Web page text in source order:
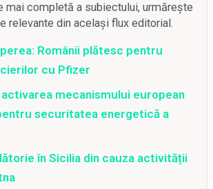
mai completă a subiectului, urmărește
relevante din același flux editorial.
Românii plătesc pentru
cu Pfizer
mecanismului european
securitatea energetică a
în Sicilia din cauza activității